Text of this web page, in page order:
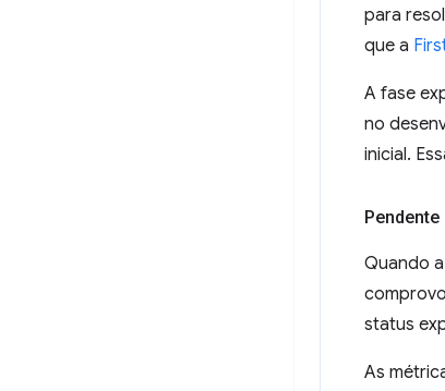
para
que a
A fase
no
inicial.
Pendente
Quando
status
As